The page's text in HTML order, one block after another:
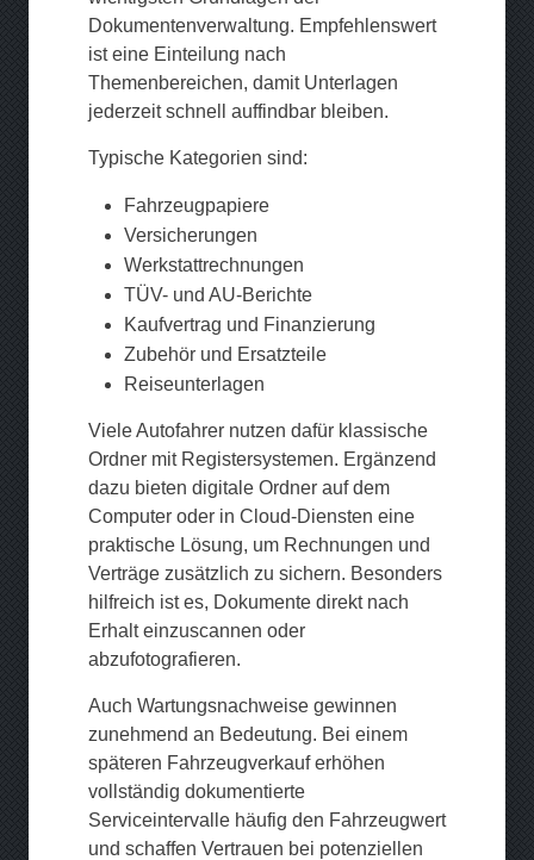
Dokumentenverwaltung. Empfehlenswert
ist eine Einteilung nach
Themenbereichen, damit Unterlagen
jederzeit schnell auffindbar bleiben.
Typische Kategorien sind:
Fahrzeugpapiere
Versicherungen
Werkstattrechnungen
TÜV- und AU-Berichte
Kaufvertrag und Finanzierung
Zubehör und Ersatzteile
Reiseunterlagen
Viele Autofahrer nutzen dafür klassische
Ordner mit Registersystemen. Ergänzend
dazu bieten digitale Ordner auf dem
Computer oder in Cloud-Diensten eine
praktische Lösung, um Rechnungen und
Verträge zusätzlich zu sichern. Besonders
hilfreich ist es, Dokumente direkt nach
Erhalt einzuscannen oder
abzufotografieren.
Auch Wartungsnachweise gewinnen
zunehmend an Bedeutung. Bei einem
späteren Fahrzeugverkauf erhöhen
vollständig dokumentierte
Serviceintervalle häufig den Fahrzeugwert
und schaffen Vertrauen bei potenziellen